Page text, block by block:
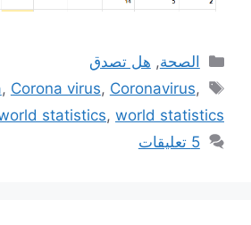
التصنيفات
الصحة, هل تصدق
الوسوم
, Corona virus, Coronavirus,
statistics, world statistics
5 تعليقات